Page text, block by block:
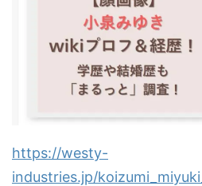
https://westy-
industries.jp/